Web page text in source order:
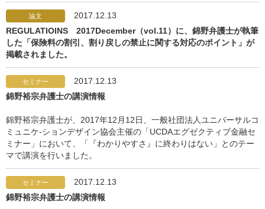
論文
2017.12.13
REGULATIOINS 2017December（vol.11）に、錦野弁護士が執筆
した「保険料の割引、割り戻しの禁止に関する対応のポイント」が
掲載されました。
セミナー
2017.12.13
錦野裕宗弁護士の講演情報
錦野裕宗弁護士が、2017年12月12日、一般社団法人ユニバーサルコ
ミュニケ-ションデザイン協会主催の「UCDAエグゼクティブ金融セ
ミナー」において、「『わかりやすさ』に終わりはない」とのテー
マで講演を行いました。
セミナー
2017.12.13
錦野裕宗弁護士の講演情報